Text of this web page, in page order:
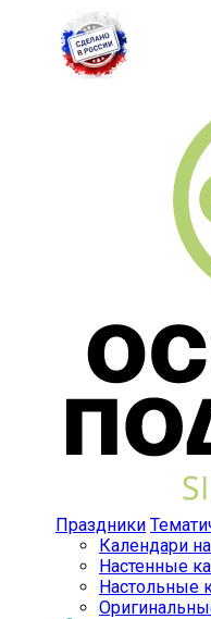
Праздники
Календари
Настенные
Настольные